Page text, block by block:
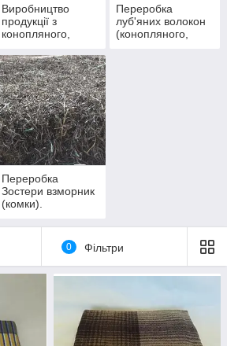
Виробництво
продукції з
конопляного,
(для будівництва )
Переробка
луб'яних волокон
(конопляного,
Переробка
Зостери взморник
(комки).
0 Фільтри